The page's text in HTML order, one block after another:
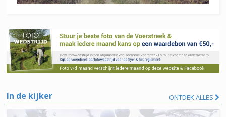
In de kijker ONTDEK ALLES